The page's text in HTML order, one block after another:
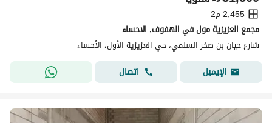
2,455 م2
مجمع العزيزية مول في الهفوف, الاحساء
شارع حيان بن صخر السلمي، حي العزيزية الأول، الأحساء
الإيميل
اتصال